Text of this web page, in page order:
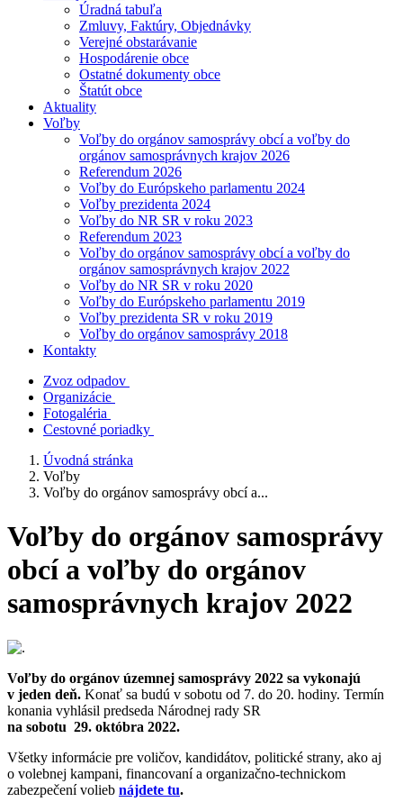
Úradná tabuľa
Zmluvy, Faktúry, Objednávky
Verejné obstarávanie
Hospodárenie obce
Ostatné dokumenty obce
Štatút obce
Aktuality
Voľby
Voľby do orgánov samosprávy obcí a voľby do
orgánov samosprávnych krajov 2026
Referendum 2026
Voľby do Európskeho parlamentu 2024
Voľby prezidenta 2024
Voľby do NR SR v roku 2023
Referendum 2023
Voľby do orgánov samosprávy obcí a voľby do
orgánov samosprávnych krajov 2022
Voľby do NR SR v roku 2020
Voľby do Európskeho parlamentu 2019
Voľby prezidenta SR v roku 2019
Voľby do orgánov samosprávy 2018
Kontakty
Zvoz odpadov
Organizácie
Fotogaléria
Cestovné poriadky
Úvodná stránka
Voľby
Voľby do orgánov samosprávy obcí a...
Voľby do orgánov samosprávy
obcí a voľby do orgánov
samosprávnych krajov 2022
Voľby do orgánov územnej samosprávy 2022 sa vykonajú
v jeden deň. Konať sa budú v sobotu od 7. do 20. hodiny. Termín
konania vyhlásil predseda Národnej rady SR
na sobotu 29. októbra 2022.
Všetky informácie pre voličov, kandidátov, politické strany, ako aj
o volebnej kampani, financovaní a organizačno-technickom
zabezpečení volieb nájdete tu.